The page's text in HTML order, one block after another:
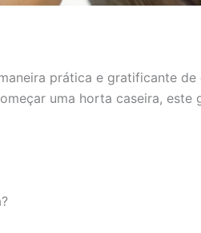
prática e gratificante
uma horta caseira,